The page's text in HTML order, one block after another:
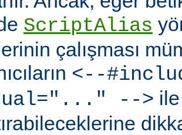
ScriptAlias
çalışması
<--
-->